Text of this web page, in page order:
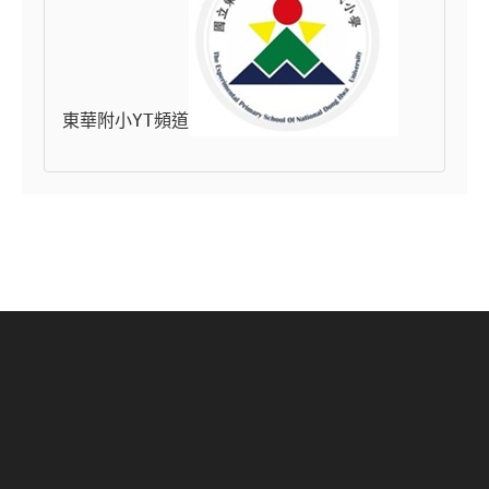
東華附小YT頻道